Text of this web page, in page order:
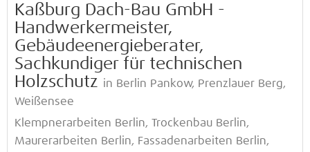
Kaßburg Dach-Bau GmbH -
Handwerkermeister,
Gebäudeenergieberater,
Sachkundiger für technischen
Holzschutz in Berlin Pankow, Prenzlauer Berg,
Weißensee
Klempnerarbeiten Berlin, Trockenbau Berlin,
Maurerarbeiten Berlin, Fassadenarbeiten Berlin,